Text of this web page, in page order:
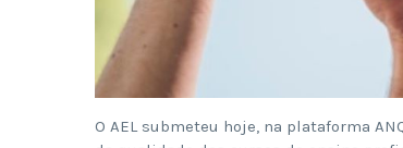
O AEL submeteu hoje, na plataforma